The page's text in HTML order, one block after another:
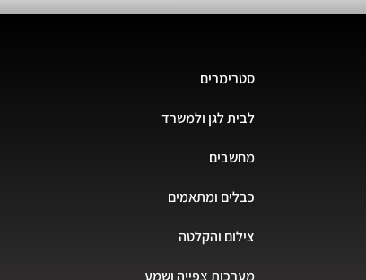
סטרימרים
לבית לגן ולמשרד
מחשבים
כבלים ומתאמים
צילום והקלטה
מערכות צפייה ושמע